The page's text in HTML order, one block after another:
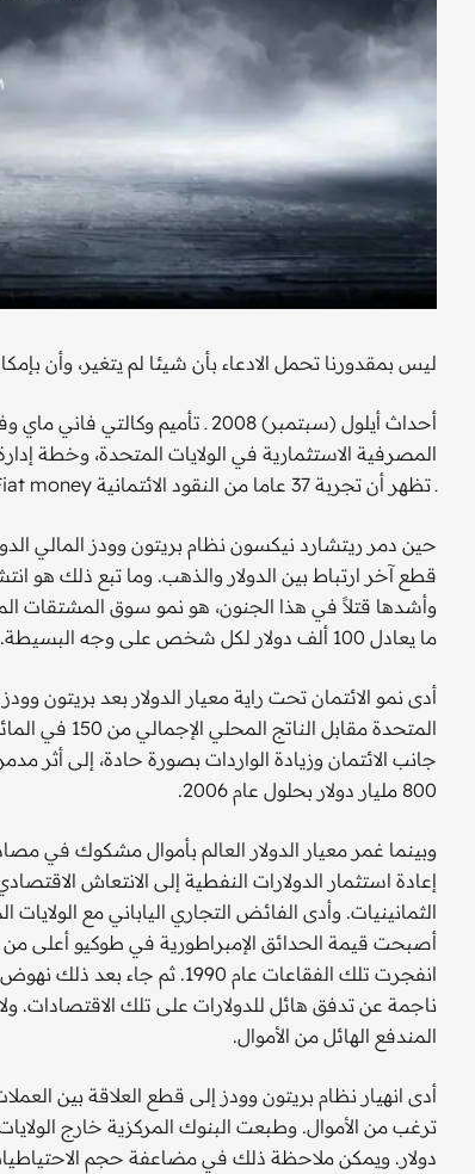
ليس بمقدورنا تحمل الادعاء بأن شيئا لم يتغير، وأن
ـ تظهر أن تجربة 37 عاما من النقود الائتمانية Fiat money وأسعار الصرف العائمة أخفقت بصورة كارثية.
قطع آخر ارتباط بين الدولار والذهب. وما تبع ذلك هو
ما يعادل 100 ألف دولار لكل شخص على وجه البسيطة.
أدى نمو الائتمان تحت راية معيار الدولار بعد بريتون
جانب الائتمان وزيادة الواردات بصورة حادة، إلى أثر
800 مليار دولار بحلول عام 2006.
إعادة استثمار الدولارات النفطية إلى الانتعاش
الثمانينيات. وأدى الفائض التجاري الياباني مع
أصبحت قيمة الحدائق الإمبراطورية في طوكيو أعلى من
انفجرت تلك الفقاعات عام
ناجمة عن تدفق هائل للدولارات على تلك الاقتصادات.
المندفع الهائل من الأموال.
أدى انهيار نظام بريتون وودز إلى قطع العلاقة بين
دولار. ويمكن ملاحظة ذلك في مضاعفة حجم